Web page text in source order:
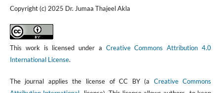
Copyright (c) 2025 Dr. Jumaa Thajeel Akla
This work is licensed under a Creative Commons Attribution 4.0
International License.
The journal applies the license of CC BY (a Creative Commons